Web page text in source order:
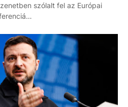
szólalt fel az Európai